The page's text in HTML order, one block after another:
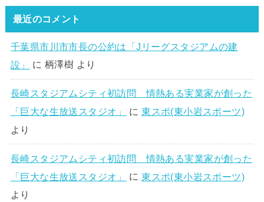
最近のコメント
千葉県市川市市長の公約は「Jリーグスタジアムの建
設」
に 柄澤樹 より
長崎スタジアムシティ初訪問 情熱ある実業家が創った
「巨大な生放送スタジオ」
に東スポ(東小岩スポーツ)
より
長崎スタジアムシティ初訪問 情熱ある実業家が創った
「巨大な生放送スタジオ」
に東スポ(東小岩スポーツ)
より